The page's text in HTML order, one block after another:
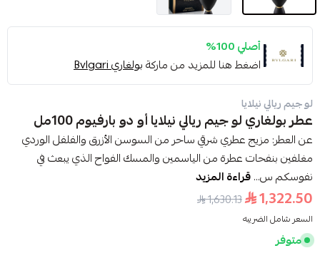
أصلي 100%
اضغط هنا للمزيد من ماركةبولغاري Bvlgari
لو جيم ريالي نيلايا
عطر بولغاري لو جيم ريالي نيلايا أو دو بارفيوم 100مل
عن العطر: مزيج عطري شرقي ساحر من السوسن الأزرق والفلفل الوردي
مغلفين بنفحات عطرة من الياسمين والمسك الفواح الذي يبعث في
نفوسكم س...قراءة المزيد
1,322.50
1,630.13
السعر شامل الضريبه
متوفر